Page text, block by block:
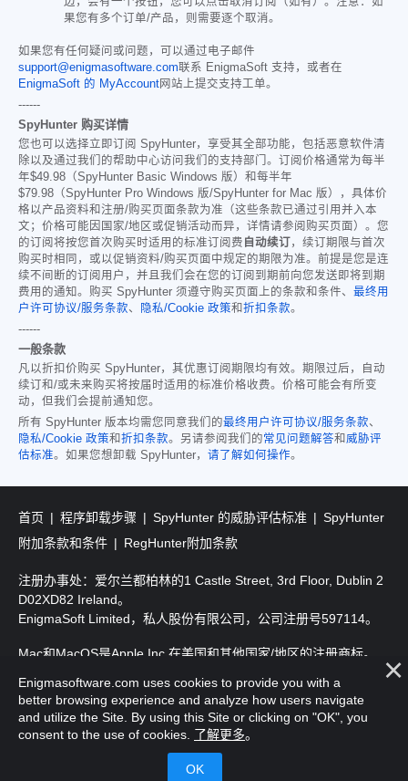
果您有多个订单/产品，则需要逐个取消。
如果您有任何疑问或问题，可以通过电子邮件
support@enigmasoftware.com联系 EnigmaSoft 支持，或者在
EnigmaSoft 的 MyAccount网站上提交支持工单。
------
SpyHunter 购买详情
您也可以选择立即订阅 SpyHunter，享受其全部功能，包括恶意软件清
除以及通过我们的帮助中心访问我们的支持部门。订阅价格通常为每半
年$49.98 （SpyHunter Basic Windows 版）和每半年
$79.98 （SpyHunter Pro Windows 版/SpyHunter for Mac 版），具体价
格以产品资料和注册/购买页面条款为准（这些条款已通过引用并入本
文；价格可能因国家/地区或促销活动而异，详情请参阅购买页面）。您
的订阅将按您首次购买时适用的标准订阅费 自动续订 ，续订期限与首次
购买时相同，或以促销资料/购买页面中规定的期限为准。前提是您是连
续不间断的订阅用户，并且我们会在您的订阅到期前向您发送即将到期
费用的通知。购买 SpyHunter 须遵守购买页面上的条款和条件、 最终用
户许可协议/服务条款、 隐私/Cookie 政策和折扣条款。
------
一般条款
凡以折扣价购买 SpyHunter，其优惠订阅期限均有效。期限过后，自动
续订和/或未来购买将按届时适用的标准价格收费。价格可能会有所变
动，但我们会提前通知您。
所有 SpyHunter 版本均需您同意我们的最终用户许可协议/服务条款、
隐私/Cookie 政策和折扣条款。另请参阅我们的常见问题解答和威胁评
估标准。如果您想卸载 SpyHunter， 请了解如何操作。
首页 程序卸载步骤 SpyHunter 的威胁评估标准
SpyHunter
附加条款和条件
RegHunter附加条款
注册办事处：爱尔兰都柏林的1 Castle Street, 3rd Floor, Dublin 2
D02XD82 Ireland。
EnigmaSoft Limited，私人股份有限公司，公司注册号597114。
Mac和MacOS是Apple Inc.在美国和其他国家/地区的注册商标。
版权所有2016-2026。EnigmaSoft Ltd. 保留所有权利。
Enigmasoftware.com uses cookies to provide you with a
better browsing experience and analyze how users navigate
and utilize the Site. By using this Site or clicking on "OK", you
consent to the use of cookies. 了解更多。